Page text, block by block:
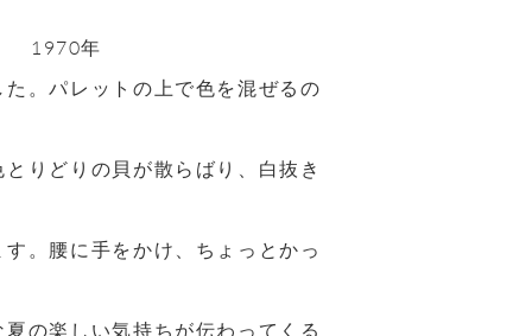
1970年
。パレットの上で色を混ぜるの
りどりの貝が散らばり、白抜き
。腰に手をかけ、ちょっとかっ
の楽しい気持ちが伝わってくる